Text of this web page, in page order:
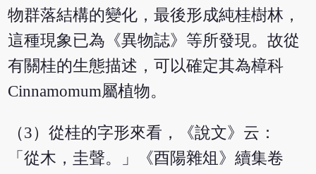
物群落結構的變化，最後形成純桂樹林，
這種現象已為《異物誌》等所發現。故從
有關桂的生態描述，可以確定其為樟科
Cinnamomum屬植物。
（3）從桂的字形來看，《說文》云：
「從木，圭聲。」《酉陽雜俎》續集卷